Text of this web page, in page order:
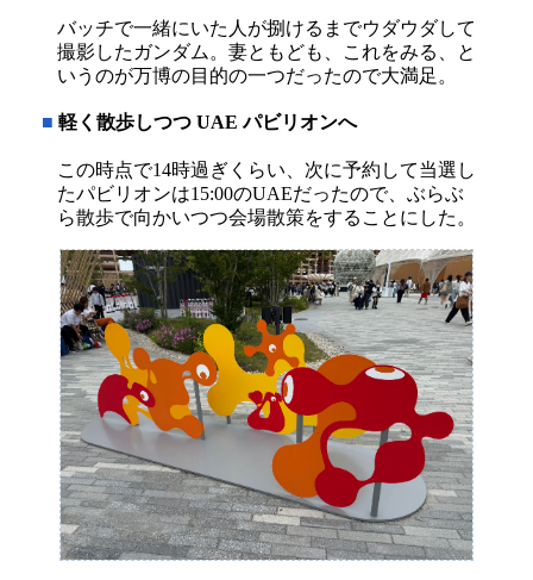
バッチで一緒にいた人が捌けるまでウダウダして
撮影したガンダム。妻ともども、これをみる、と
いうのが万博の目的の一つだったので大満足。
■ 軽く散歩しつつ UAE パビリオンへ
この時点で14時過ぎくらい、次に予約して当選し
たパビリオンは15:00のUAEだったので、ぶらぶ
ら散歩で向かいつつ会場散策をすることにした。